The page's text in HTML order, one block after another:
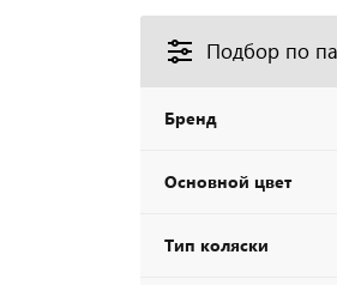
Бренд
Основной цвет
Тип коляски